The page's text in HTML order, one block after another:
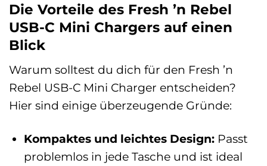
Die Vorteile des Fresh ’n Rebel
USB-C Mini Chargers auf einen
Blick
Warum solltest du dich für den Fresh ’n
Rebel USB-C Mini Charger entscheiden?
Hier sind einige überzeugende Gründe:
Kompaktes und leichtes Design: Passt
problemlos in jede Tasche und ist ideal